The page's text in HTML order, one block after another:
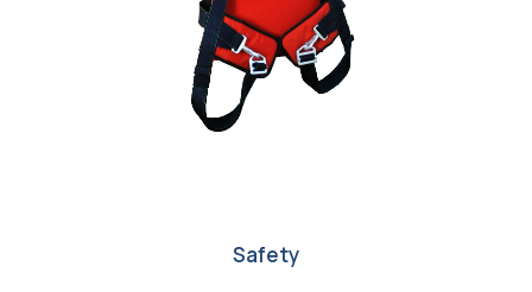
Safety